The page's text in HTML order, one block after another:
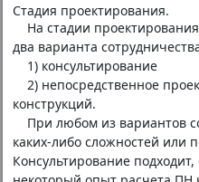
Стадия проектирования.
На стадии
два варианта
1) консультирование
2) непосредственное
конструкций.
При любом из вариантов
каких-либо сложностей или
Консультирование